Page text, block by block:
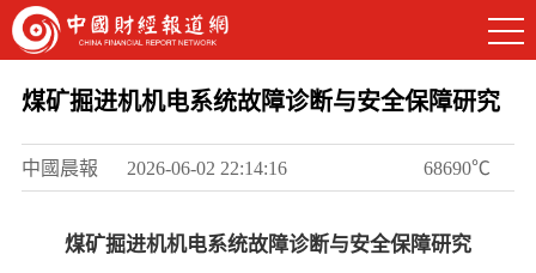
煤矿掘进机机电系统故障诊断与安全保障研究
中國晨報 2026-06-02 22:14:16 68690℃
煤矿掘进机机电系统故障诊断与安全保障研究